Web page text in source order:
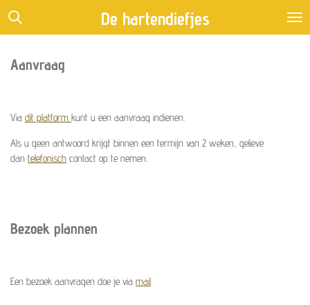
Ga
de
hoofdinhoud
De hartendiefjes
Aanvraag
Via dit platform kunt u een aanvraag indienen.
Als u geen antwoord krijgt binnen een termijn van 2 weken, gelieve
dan telefonisch contact op te nemen.
Bezoek plannen
Een bezoek aanvragen doe je via mail